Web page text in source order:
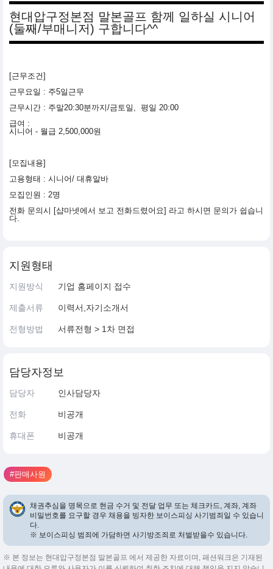
현대압구정본점 말본골프 함께 일하실 시니어
(둘째/부매니저) 구합니다^^
[근무조건]
근무요일 : 주5일근무
근무시간 : 주말20:30분까지/금토일, 평일 20:00
급여 :
시니어 - 월급 2,500,000원
[모집내용]
고용형태 : 시니어/ 대휴알바
모집인원 : 2명
전화 문의시 [샵마넷에서 보고 전화드렸어요] 라고 하시면 문의가 쉽습니
다.
지원형태
지원방식 기업 홈페이지 접수
제출서류 이력서,자기소개서
전형방법 서류전형 > 1차 면접
담당자정보
담당자 인사담당자
전화 비공개
휴대폰 비공개
#판매사원
채권추심을 명목으로 현금 수거 및 전달 업무 또는 체크카드, 계좌, 계좌
비밀번호를 요구할 경우 채용을 빙자한 보이스피싱 사기범죄일 수 있습니
다.
※ 보이스피싱 범죄에 가담하면 사기방조죄로 처벌받을수 있습니다.
※ 본 정보는 현대압구정본점 말본골프 에서 제공한 자료이며, 패션워크은 기재된